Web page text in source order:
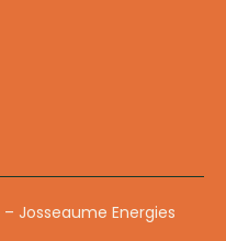
Josseaume Energies